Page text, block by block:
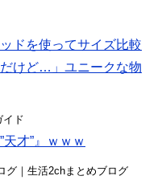
ドを使ってサイズ比較
けど…」ユニークな物
イド
才”』ｗｗｗ
グ｜生活2chまとめブログ